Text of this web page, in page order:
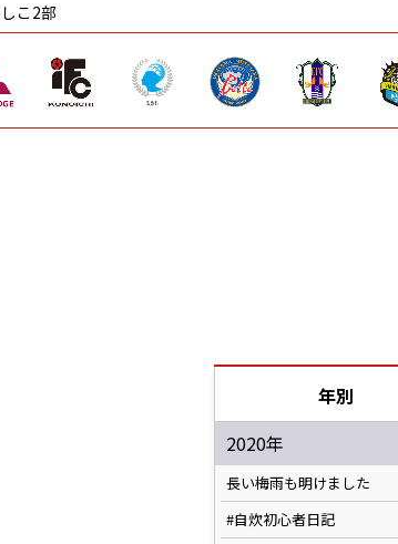
こ2部
年別
2020年
長い梅雨も明けました
#自炊初心者日記